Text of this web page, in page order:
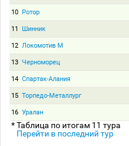
10 Ротор
11 Шинник
12 Локомотив М
13 Черноморец
14 Спартак-Алания
15 Торпедо-Металлург
16 Уралан
* Таблица по итогам 11 тура
Перейти в последний тур